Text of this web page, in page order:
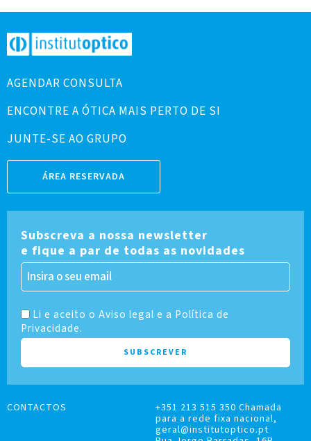
AGENDAR CONSULTA
ENCONTRE A ÓTICA MAIS PERTO DE SI
JUNTE-SE AO GRUPO
ÁREA RESERVADA
Subscreva a nossa newsletter
e fique a par de todas as novidades
Li e aceito o Aviso legal e a Política de
Privacidade.
CONTACTOS
+351 213 515 350 Chamada
para a rede fixa nacional,
geral@institutoptico.pt